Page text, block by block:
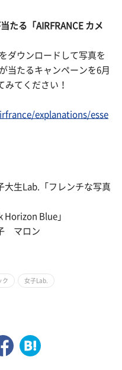
たる「AIRFRANCE カメ
ダウンロードして写真を
当たるキャンペーンを6月
みてください！
explanations/esse
生Lab.「フレンチな写真
Blue」
マロン
ク 女子Lab.